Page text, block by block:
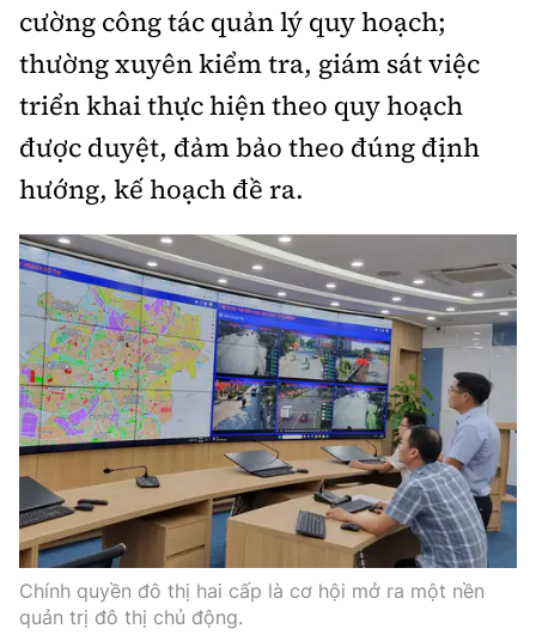
cường công tác quản lý quy hoạch;
thường xuyên kiểm tra, giám sát việc
triển khai thực hiện theo quy hoạch
được duyệt, đảm bảo theo đúng định
hướng, kế hoạch đề ra.
Chính quyền đô thị hai cấp là cơ hội mở ra một nền
quản trị đô thị chủ động.